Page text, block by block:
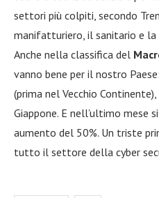
settori più colpiti, secondo
manifatturiero, il sanitario e la
Anche nella classifica del
vanno bene per il nostro
(prima nel Vecchio
Giappone. E nell’ultimo mese
aumento del 50%. Un triste
tutto il settore della cyber